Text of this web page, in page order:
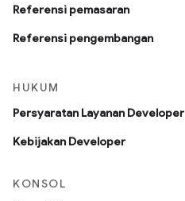
Referensi pemasaran
Referensi pengembangan
HUKUM
Persyaratan Layanan Developer
Kebijakan Developer
KONSOL